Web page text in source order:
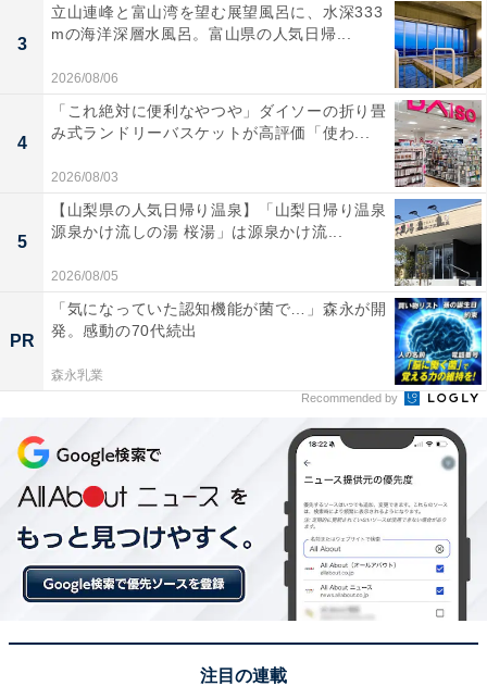
3
立山連峰と富山湾を望む展望風呂に、水深333
mの海洋深層水風呂。富山県の人気日帰...
2026/08/06
4
「これ絶対に便利なやつや」ダイソーの折り畳
み式ランドリーバスケットが高評価「使わ...
2026/08/03
5
【山梨県の人気日帰り温泉】「山梨日帰り温泉
源泉かけ流しの湯 桜湯」は源泉かけ流...
2026/08/05
PR
「気になっていた認知機能が菌で…」森永が開
発。感動の70代続出
森永乳業
Recommended by
注目の連載